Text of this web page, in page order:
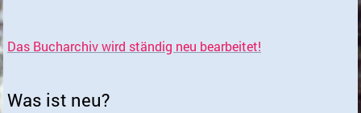
Das Bucharchiv wird ständig neu bearbeitet!
Was ist neu?